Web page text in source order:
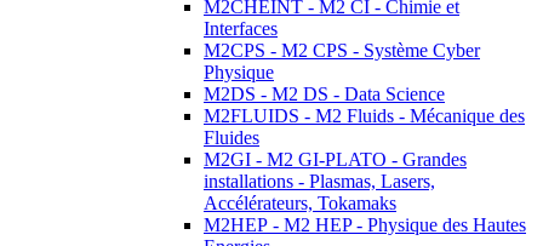
M2CHEINT - M2 CI - Chimie et
Interfaces
M2CPS - M2 CPS - Système Cyber
Physique
M2DS - M2 DS - Data Science
M2FLUIDS - M2 Fluids - Mécanique des
Fluides
M2GI - M2 GI-PLATO - Grandes
installations - Plasmas, Lasers,
Accélérateurs, Tokamaks
M2HEP - M2 HEP - Physique des Hautes